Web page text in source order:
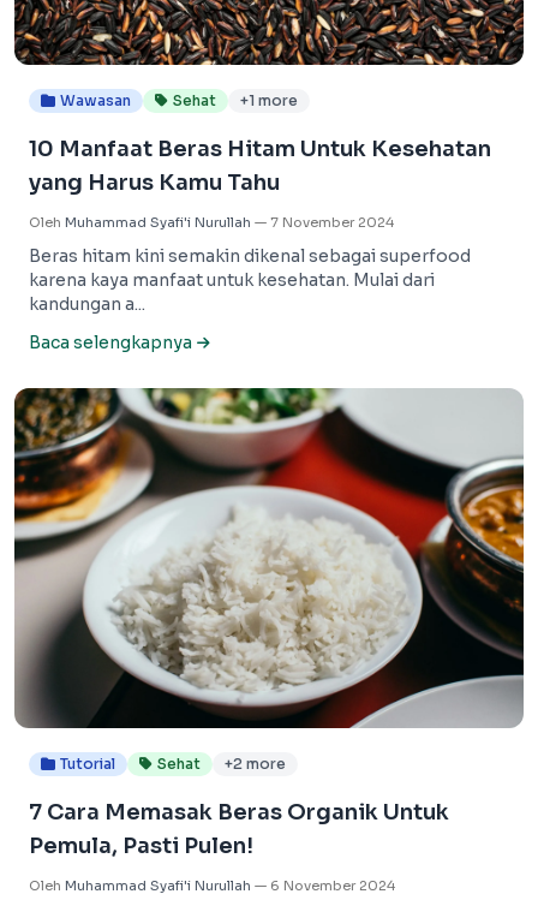
Wawasan Sehat +1 more
10 Manfaat Beras Hitam Untuk Kesehatan
yang Harus Kamu Tahu
Oleh Muhammad Syafi'i Nurullah — 7 November 2024
Beras hitam kini semakin dikenal sebagai superfood
karena kaya manfaat untuk kesehatan. Mulai dari
kandungan a...
Baca selengkapnya
Tutorial Sehat +2 more
7 Cara Memasak Beras Organik Untuk
Pemula, Pasti Pulen!
Oleh Muhammad Syafi'i Nurullah — 6 November 2024